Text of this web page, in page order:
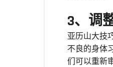
3、调
亚历山大技
不良的身体
们可以重新